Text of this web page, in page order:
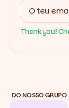
Thank you!
DO NOSSO GRUPO